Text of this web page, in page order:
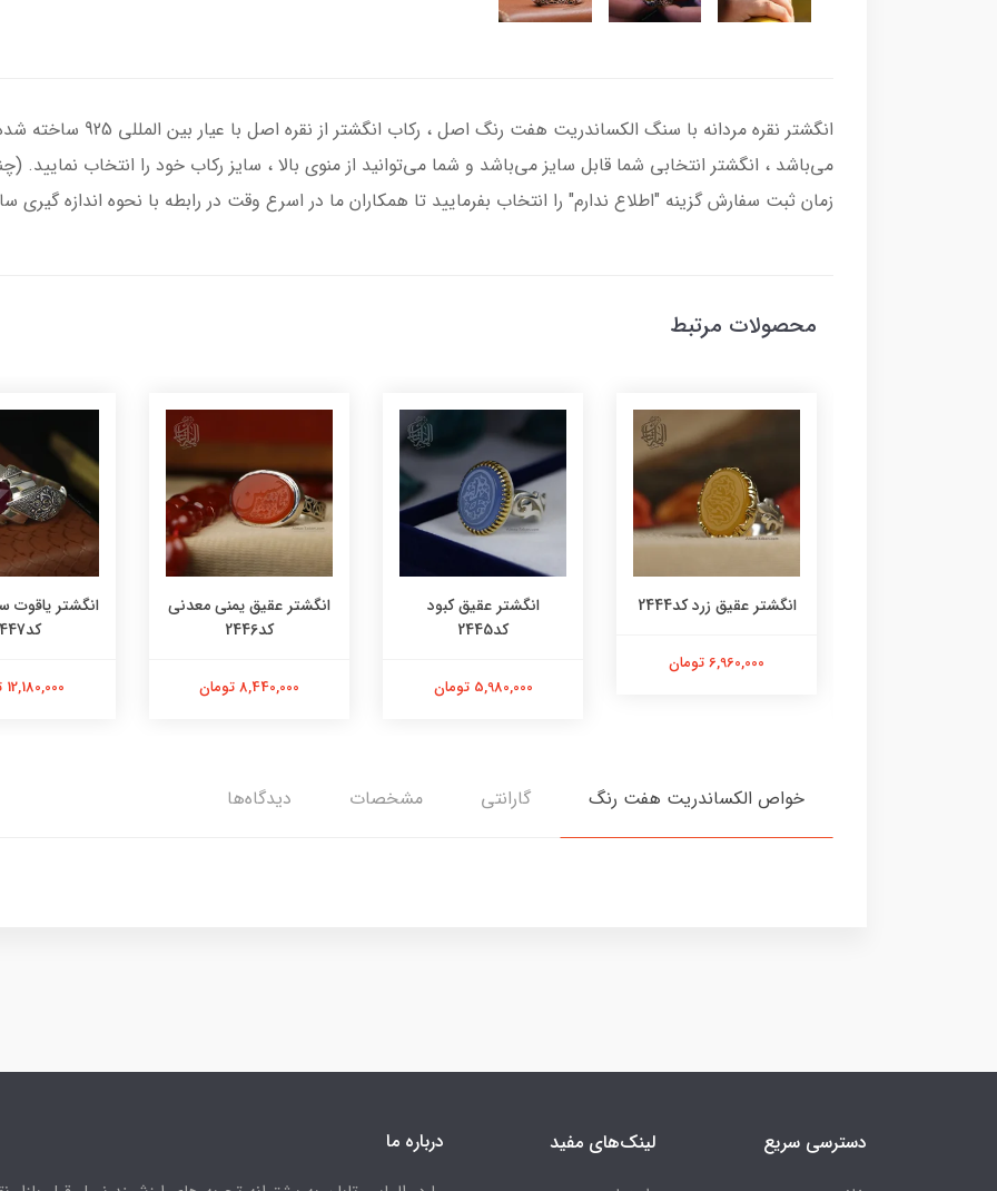
انگشتر نقره مردانه با سنگ
می‌باشد ، انگشتر انتخابی شما قابل سایز می‌باشد و شما می‌توانید از منوی بالا ، سایز رکاب خود را انتخاب نمایید.
زمان ثبت سفارش گزینه "اطلاع ندارم" را انتخاب بفرمایید تا همکاران ما در اسرع وقت در رابطه با نحوه اندازه گیری
محصولات مرتبط
انگشتر عقیق زرد کد2444
6,960,000 تومان
انگشتر عقیق کبود
کد2445
5,980,000 تومان
انگشتر عقیق یمنی معدنی
کد2446
8,440,000 تومان
انگشتر
کد2447
12,180,000 تومان
خواص الکساندریت هفت رنگ گارانتی مشخصات دیدگاه‌ها
دسترسی سریع لینک‌های مفید درباره ما